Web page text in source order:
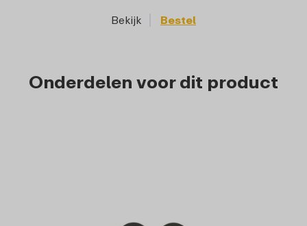
Bekijk Bestel
Onderdelen voor dit product